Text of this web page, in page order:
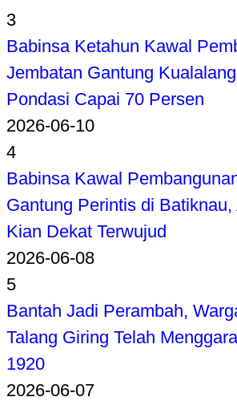
3
Babinsa Ketahun Kawal
Jembatan Gantung
Pondasi Capai 70 Persen
2026-06-10
4
Babinsa Kawal
Gantung Perintis di
Kian Dekat Terwujud
2026-06-08
5
Bantah Jadi Perambah,
Talang Giring Telah
1920
2026-06-07